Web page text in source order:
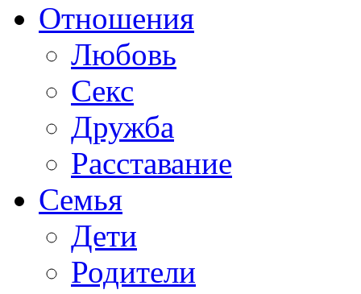
Отношения
Любовь
Секс
Дружба
Расставание
Семья
Дети
Родители